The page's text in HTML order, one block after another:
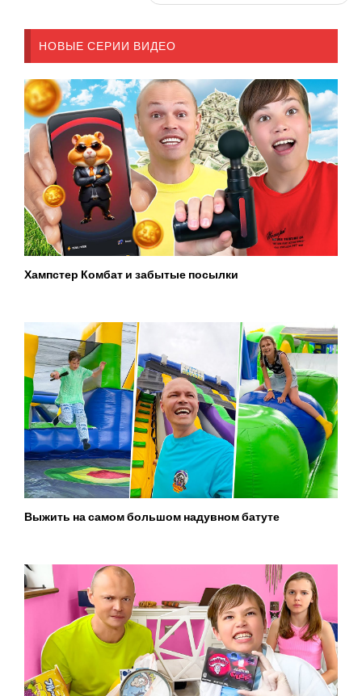
НОВЫЕ СЕРИИ ВИДЕО
Хампстер Комбат и забытые посылки
Выжить на самом большом надувном батуте